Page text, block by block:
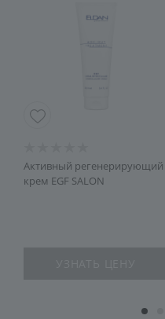
Активный регенерирующий
крем EGF SALON